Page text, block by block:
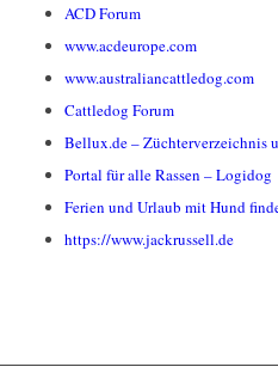
ACD Forum
www.acdeurope.com
www.australiancattledog.com
Cattledog Forum
Bellux.de – Züchterverzeichnis
Portal für alle Rassen – Logidog
Ferien und Urlaub mit Hund
https://www.jackrussell.de